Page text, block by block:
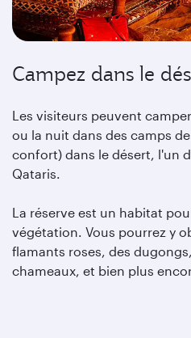
Campez dans le
Les visiteurs peuvent
ou la nuit dans des camps
confort) dans le désert, l'un
Qataris.
La réserve est un habitat
végétation. Vous pourrez y
flamants roses, des
chameaux, et bien plus